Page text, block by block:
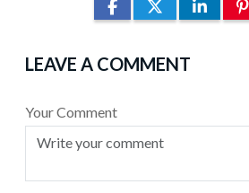
LEAVE A COMMENT
Your Comment